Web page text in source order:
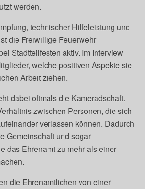
werden.
technischer Hilfeleistung und
die Freiwillige Feuerwehr
Stadtteilfesten aktiv. Im Interview
welche positiven Aspekte sie
Arbeit ziehen.
dabei oftmals die Kameradschaft.
zwischen Personen, die sich
verlassen können. Dadurch
Gemeinschaft und sogar
das Ehrenamt zu mehr als einer
die Ehrenamtlichen von einer